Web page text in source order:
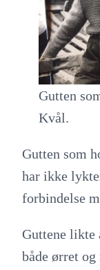
Gutten
Kvål.
Gutten som
har ikke
forbindelse
Guttene likte
både ørret